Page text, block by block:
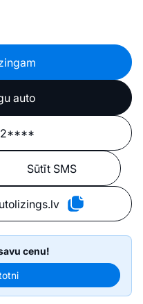
auto
Sūtīt SMS
cenu!